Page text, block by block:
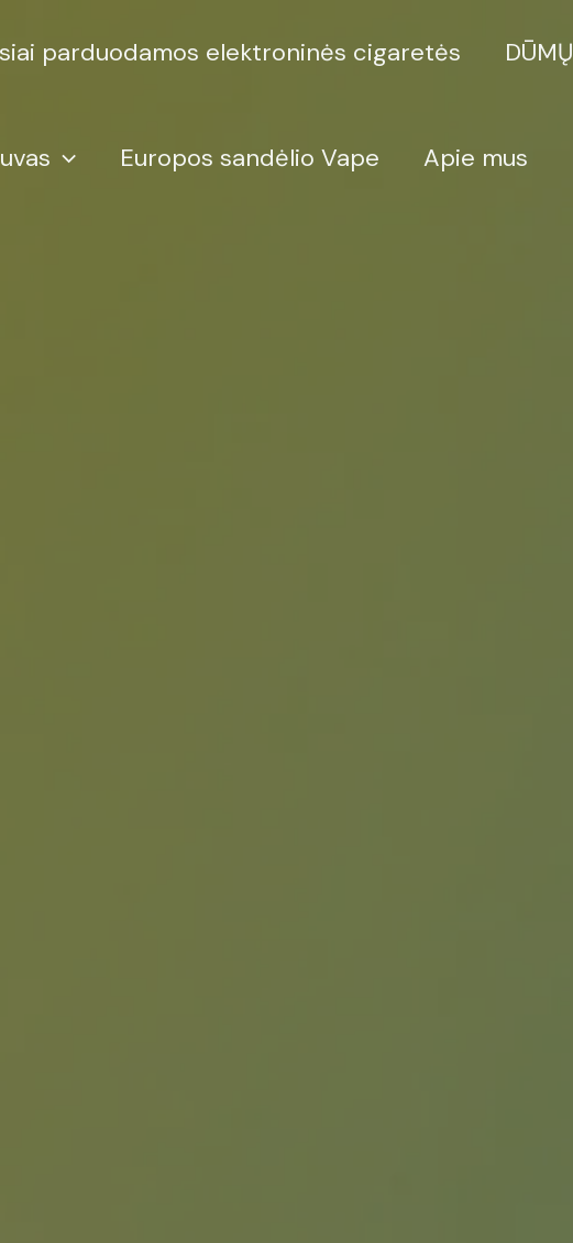
parduodamos elektroninės cigaretės DŪMŲ
Europos sandėlio Vape Apie mus